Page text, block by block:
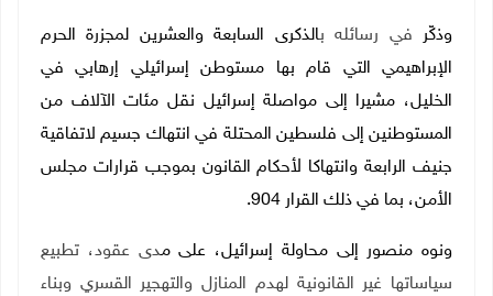
وذكّر في رسائله بالذكرى السابعة والعشرين لمجزرة الحرم
الإبراهيمي التي قام بها مستوطن إسرائيلي إرهابي في
الخليل، مشيرا إلى مواصلة إسرائيل نقل مئات الآلاف من
المستوطنين إلى فلسطين المحتلة في انتهاك جسيم لاتفاقية
جنيف الرابعة وانتهاكا لأحكام القانون بموجب قرارات مجلس
الأمن، بما في ذلك القرار 904.
ونوه منصور إلى محاولة إسرائيل، على مدى عقود، تطبيع
سياساتها غير القانونية لهدم المنازل والتهجير القسري وبناء